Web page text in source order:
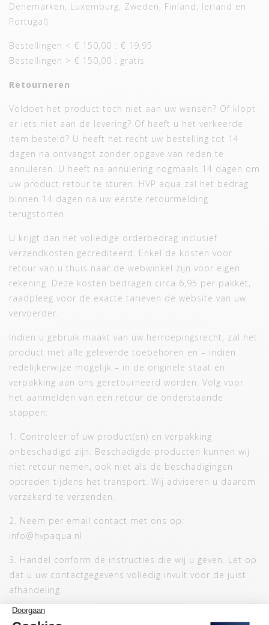
Denemarken, Luxemburg, Zweden, Finland, Ierland en
Portugal)
Bestellingen < € 150,00 : € 19,95
Bestellingen > € 150,00 : gratis
Retourneren
Voldoet het product toch niet aan uw wensen? Of klopt
er iets niet aan de levering? Of heeft u het verkeerde
item besteld? U heeft het recht uw bestelling tot 14
dagen na ontvangst zonder opgave van reden te
annuleren. U heeft na annulering nogmaals 14 dagen om
uw product retour te sturen. HVP aqua zal het bedrag
binnen 14 dagen na uw eerste retourmelding
terugstorten.
U krijgt dan het volledige orderbedrag inclusief
verzendkosten gecrediteerd. Enkel de kosten voor
retour van u thuis naar de webwinkel zijn voor eigen
rekening. Deze kosten bedragen circa 6,95 per pakket,
raadpleeg voor de exacte tarieven de website van uw
vervoerder.
Indien u gebruik maakt van uw herroepingsrecht, zal het
product met alle geleverde toebehoren en – indien
redelijkerwijze mogelijk – in de originele staat en
verpakking aan ons geretourneerd worden. Volg voor
het aanmelden van een retour de onderstaande
stappen:
1. Controleer of uw product(en) en verpakking
onbeschadigd zijn. Beschadigde producten kunnen wij
niet retour nemen, ook niet als de beschadigingen
optreden tijdens het transport. Wij adviseren u daarom
verzekerd te verzenden.
2. Neem per email contact met ons op:
info@hvpaqua.nl
3. Handel conform de instructies die wij u geven. Let op
dat u uw contactgegevens volledig invult voor de juist
afhandeling.
Beschadigde of reeds gebruikte artikelen kunnen wij